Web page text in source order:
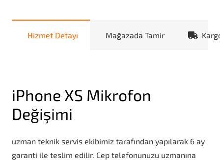
Hizmet Detayı Mağazada Tamir
iPhone XS Mikrofon
Değişimi
uzman teknik servis ekibimiz tarafından yapılarak 6 ay
garanti ile teslim edilir. Cep telefonunuzu uzmanına